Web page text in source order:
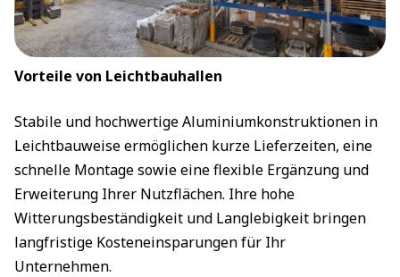
Vorteile von Leichtbauhallen
Stabile und hochwertige Aluminiumkonstruktionen in
Leichtbauweise ermöglichen kurze Lieferzeiten, eine
schnelle Montage sowie eine flexible Ergänzung und
Erweiterung Ihrer Nutzflächen. Ihre hohe
Witterungsbeständigkeit und Langlebigkeit bringen
langfristige Kosteneinsparungen für Ihr
Unternehmen.